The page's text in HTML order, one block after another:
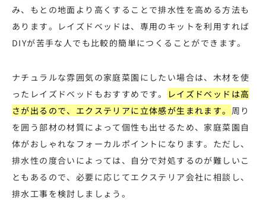
み、もとの地面より高くすることで排水性を高める方法も
あります。レイズドベッドは、専用のキットを利用すれば
DIYが苦手な人でも比較的簡単につくることができます。
ナチュラルな雰囲気の家庭菜園にしたい場合は、木材を使
ったレイズドベッドもおすすめです。
レイズドベッドは高
さが出るので、エクステリアに立体感が生まれます。 周り
を囲う部材の材質によって個性も出せるため、家庭菜園自
体がおしゃれなフォーカルポイントになります。ただし、
排水性の度合いによっては、自分で対処するのが難しいこ
ともあるので、必要に応じてエクステリア会社に相談し、
排水工事を検討しましょう。